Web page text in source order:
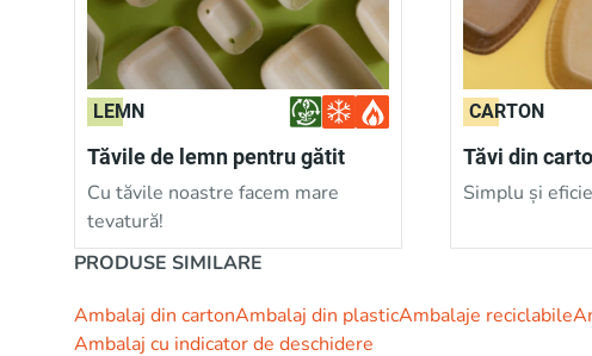
LEMN
Tăvile de lemn pentru gătit
Cu tăvile noastre facem mare
tevatură!
CARTON
Tăvi din
Simplu și
PRODUSE SIMILARE
Ambalaj din cartonAmbalaj din plasticAmbalaje reciclabile
Ambalaj cu indicator de deschidere